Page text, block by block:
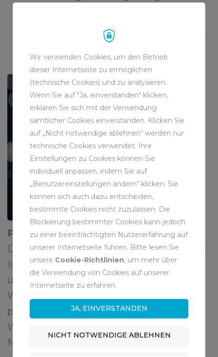
Personalentwicklung
Die Entwicklung unserer Mitarbeitenden
ist uns wichtig. Daher bieten wir
umfassende Fort- und
Weiterbildungsmöglichkeiten zur
persönlichen und fachlichen
Weiterentwicklung unserer
Mitarbeitenden.
Wir verwenden Cookies, um den Betrieb
dieser Internetseite zu ermöglichen
(technische Cookies) und zu analysieren.
Wenn Sie auf "Ja, einverstanden" klicken,
erklären Sie sich mit der Verwendung
sämtlicher Cookies einverstanden. Klicken Sie
auf „Nicht notwendige ablehnen“ werden nur
technische Cookies verwendet. Ihre
Einstellungen zu Cookies können Sie
individuell anpassen, indem Sie auf
„Benutzereinstellungen ändern“ klicken. Sie
können sich auch dazu entscheiden,
bestimmte Cookies nicht zuzulassen. Die
Blockierung bestimmter Cookies kann jedoch
zu einer beeinträchtigten Nutzererfahrung auf
unserer Internetseite führen. Bitte lesen Sie
unsere Cookie-Richtlinien, um mehr über
die Verwendung von Cookies auf unserer
Internetseite zu erfahren.
JA, EINVERSTANDEN
NICHT NOTWENDIGE ABLEHNEN